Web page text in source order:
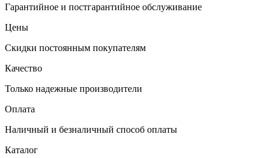
Гарантийное и постгарантийное обслуживание
Цены
Скидки постоянным покупателям
Качество
Только надежные производители
Оплата
Наличный и безналичный способ оплаты
Каталог